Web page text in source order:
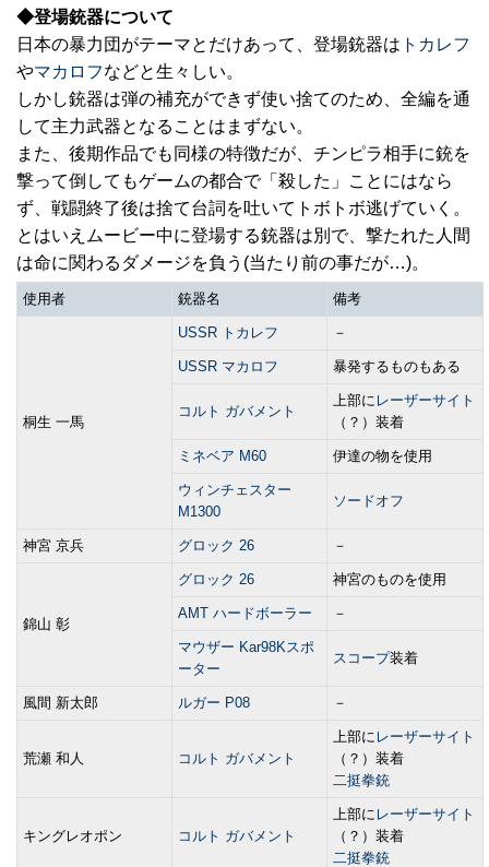
◆登場銃器について
日本の暴力団がテーマとだけあって、登場銃器は トカレフ
やマカロフなどと生々しい。
しかし銃器は弾の補充ができず使い捨てのため、全編を通
して主力武器となることはまずない。
また、後期作品でも同様の特徴だが、チンピラ相手に銃を
撃って倒してもゲームの都合で「殺した」ことにはなら
ず、戦闘終了後は捨て台詞を吐いてトボトボ逃げていく。
とはいえムービー中に登場する銃器は別で、撃たれた人間
は命に関わるダメージを負う(当たり前の事だが…)。
使用者 銃器名 備考
桐生 一馬
USSR トカレフ －
USSR マカロフ 暴発するものもある
コルト ガバメント
上部に レーザーサイト
（？）装着
ミネベア M60 伊達の物を使用
ウィンチェスター
M1300
ソードオフ
神宮 京兵 グロック 26 －
錦山 彰
グロック 26 神宮のものを使用
AMT ハードボーラー －
マウザー Kar98Kスポ
ーター
スコープ装着
風間 新太郎 ルガー P08 －
荒瀬 和人 コルト ガバメント
上部に レーザーサイト
（？）装着
二挺拳銃
キングレオポン コルト ガバメント
上部に レーザーサイト
（？）装着
二挺拳銃